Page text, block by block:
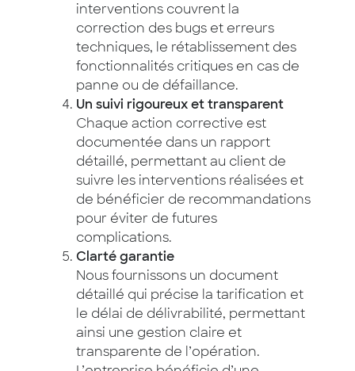
interventions couvrent la
correction des bugs et erreurs
techniques, le rétablissement des
fonctionnalités critiques en cas de
panne ou de défaillance.
Un suivi rigoureux et transparent
Chaque action corrective est
documentée dans un rapport
détaillé, permettant au client de
suivre les interventions réalisées et
de bénéficier de recommandations
pour éviter de futures
complications.
Clarté garantie
Nous fournissons un document
détaillé qui précise la tarification et
le délai de délivrabilité, permettant
ainsi une gestion claire et
transparente de l’opération.